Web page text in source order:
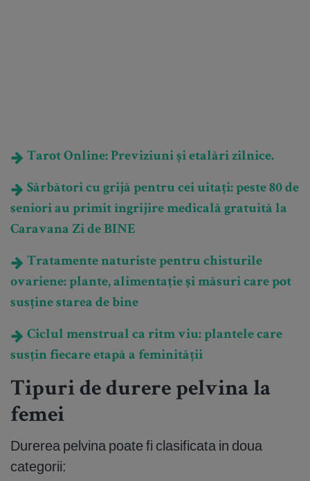
Tarot Online: Previziuni și etalări zilnice.
Sărbători cu grijă pentru cei uitați: peste 80 de
seniori au primit îngrijire medicală gratuită la
Caravana Zi de BINE
Tratamente naturiste pentru chisturile
ovariene: plante, alimentație și măsuri care pot
susține starea de bine
Ciclul menstrual ca ritm viu: plantele care
susțin fiecare etapă a feminității
Tipuri de durere pelvina la
femei
Durerea pelvina poate fi clasificata in doua
categorii: